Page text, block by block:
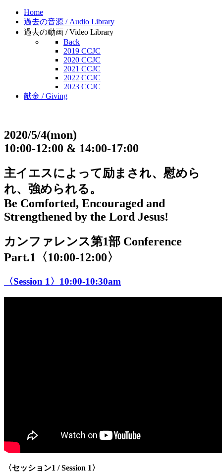
Home
過去の音源 / Audio Library
過去の動画 / Video Library
Back
2019 CCJC
2020 CCJC
2021 CCJC
2022 CCJC
2023 CCJC
献金 / Giving
2020/5/4(mon)
10:00-12:00 & 14:00-17:00
主イエスによって励まされ、慰めら
れ、強められる。
Be Comforted, Encouraged and
Strengthened by the Lord Jesus!
カンファレンス第1部 Conference
Part.1〈10:00-12:00〉
〈Session 1〉10:00-10:30am
〈セッション1 / Session 1〉